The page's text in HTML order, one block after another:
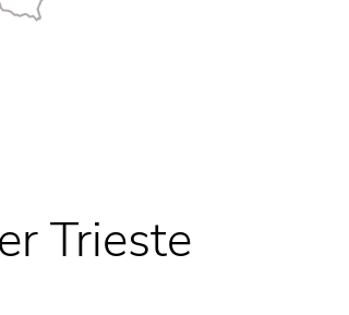
Trieste